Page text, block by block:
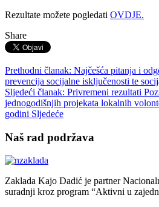
Rezultate možete pogledati OVDJE.
Share
Prethodni članak: Najčešća pitanja i
prevencija socijalne isključenosti te
Sljedeći članak: Privremeni rezultati
jednogodišnjih projekata lokalnih
godini Sljedeće
Naš rad podržava
Zaklada Kajo Dadić je partner
suradnji kroz program “Aktivni u